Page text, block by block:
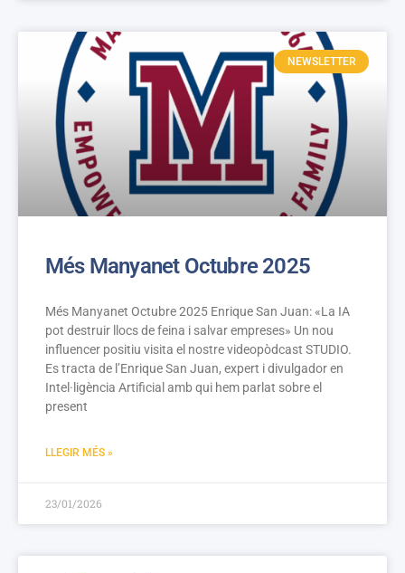
NEWSLETTER
Més Manyanet Octubre 2025
Més Manyanet Octubre 2025 Enrique San Juan: «La IA
pot destruir llocs de feina i salvar empreses» Un nou
influencer positiu visita el nostre videopòdcast STUDIO.
Es tracta de l’Enrique San Juan, expert i divulgador en
Intel·ligència Artificial amb qui hem parlat sobre el
present
LLEGIR MÉS »
23/01/2026